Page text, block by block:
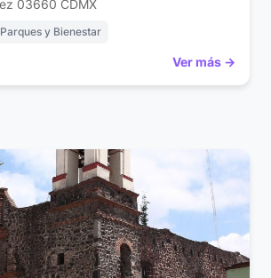
03660 CDMX
Parques y Bienestar
Ver más →